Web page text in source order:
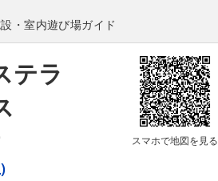
・室内遊び場ガイド
テラ
スマホで地図を見る